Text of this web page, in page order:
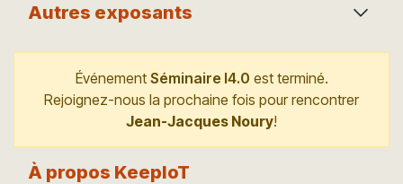
Autres exposants
Événement Séminaire I4.0 est terminé.
Rejoignez-nous la prochaine fois pour rencontrer
Jean-Jacques Noury!
À propos KeepIoT